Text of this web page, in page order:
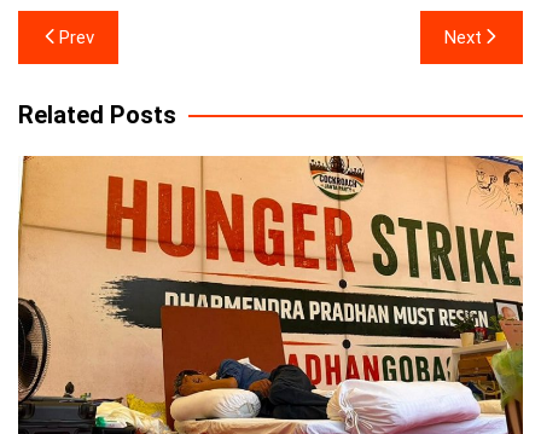
Post
navigation
Prev Next
Related Posts